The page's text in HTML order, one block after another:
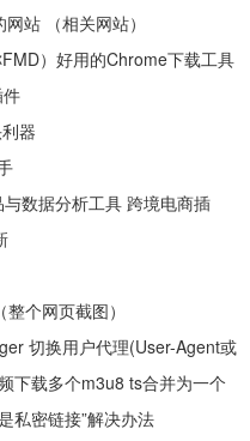
站 （相关网站）
）好用的Chrome下载工具
器
数据分析工具 跨境电商插
个网页截图）
切换用户代理(User-Agent或
下载多个m3u8 ts合并为一个
私密链接”解决办法